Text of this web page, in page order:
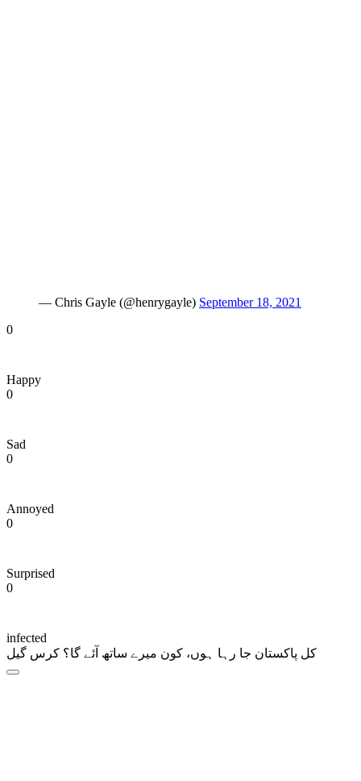
— Chris Gayle (@henrygayle) September 18, 2021
0
Happy
0
Sad
0
Annoyed
0
Surprised
0
infected
کل پاکستان جا رہا ہوں، کون میرے ساتھ آئے گا؟ کرس گیل